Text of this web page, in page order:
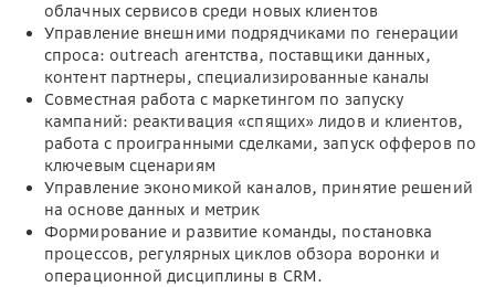
облачных сервисов среди новых клиентов
Управление внешними подрядчиками по генерации
спроса: outreach агентства, поставщики данных,
контент партнеры, специализированные каналы
Совместная работа с маркетингом по запуску
кампаний: реактивация «спящих» лидов и клиентов,
работа с проигранными сделками, запуск офферов по
ключевым сценариям
Управление экономикой каналов, принятие решений
на основе данных и метрик
Формирование и развитие команды, постановка
процессов, регулярных циклов обзора воронки и
операционной дисциплины в CRM.